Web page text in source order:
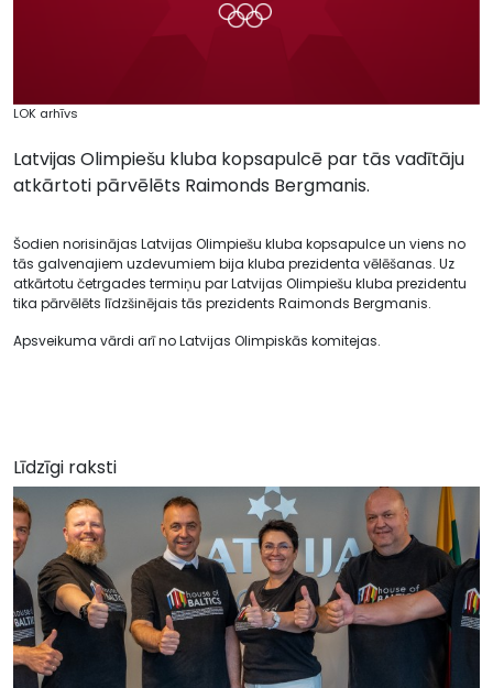
LOK arhīvs
Latvijas Olimpiešu kluba kopsapulcē par tās vadītāju
atkārtoti pārvēlēts Raimonds Bergmanis.
Šodien norisinājas Latvijas Olimpiešu kluba kopsapulce un viens no
tās galvenajiem uzdevumiem bija kluba prezidenta vēlēšanas. Uz
atkārtotu četrgades termiņu par Latvijas Olimpiešu kluba prezidentu
tika pārvēlēts līdzšinējais tās prezidents Raimonds Bergmanis.
Apsveikuma vārdi arī no Latvijas Olimpiskās komitejas.
Līdzīgi raksti